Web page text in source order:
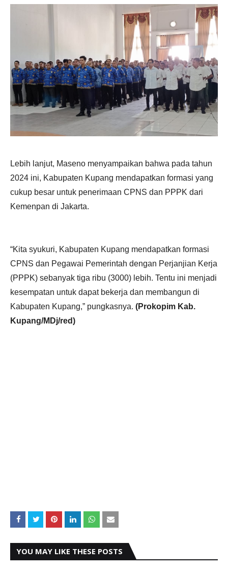
Lebih lanjut, Maseno menyampaikan bahwa pada tahun
2024 ini, Kabupaten Kupang mendapatkan formasi yang
cukup besar untuk penerimaan CPNS dan PPPK dari
Kemenpan di Jakarta.
“Kita syukuri, Kabupaten Kupang mendapatkan formasi
CPNS dan Pegawai Pemerintah dengan Perjanjian Kerja
(PPPK) sebanyak tiga ribu (3000) lebih. Tentu ini menjadi
kesempatan untuk dapat bekerja dan membangun di
Kabupaten Kupang,” pungkasnya. (Prokopim Kab.
Kupang/MDj/red)
YOU MAY LIKE THESE POSTS